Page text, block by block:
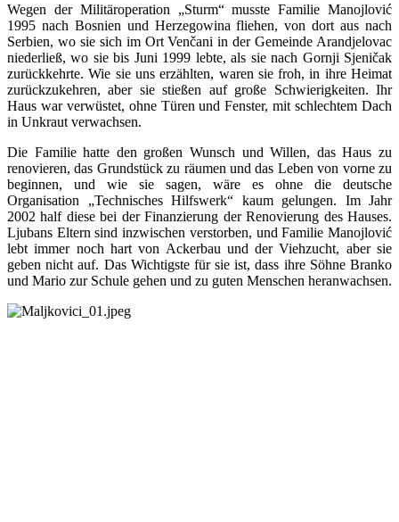
Wegen der Militäroperation „Sturm“ musste Familie Manojlović
1995 nach Bosnien und Herzegowina fliehen, von dort aus nach
Serbien, wo sie sich im Ort Venčani in der Gemeinde Arandjelovac
niederließ, wo sie bis Juni 1999 lebte, als sie nach Gornji Sjeničak
zurückkehrte. Wie sie uns erzählten, waren sie froh, in ihre Heimat
zurückzukehren, aber sie stießen auf große Schwierigkeiten. Ihr
Haus war verwüstet, ohne Türen und Fenster, mit schlechtem Dach
in Unkraut verwachsen.
Die Familie hatte den großen Wunsch und Willen, das Haus zu
renovieren, das Grundstück zu räumen und das Leben von vorne zu
beginnen, und wie sie sagen, wäre es ohne die deutsche
Organisation „Technisches Hilfswerk“ kaum gelungen. Im Jahr
2002 half diese bei der Finanzierung der Renovierung des Hauses.
Ljubans Eltern sind inzwischen verstorben, und Familie Manojlović
lebt immer noch hart von Ackerbau und der Viehzucht, aber sie
geben nicht auf. Das Wichtigste für sie ist, dass ihre Söhne Branko
und Mario zur Schule gehen und zu guten Menschen heranwachsen.